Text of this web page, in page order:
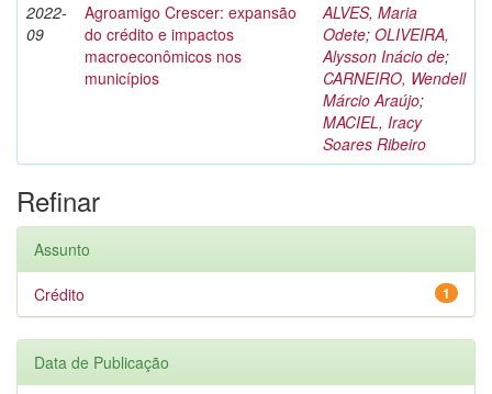
2022-
09
Agroamigo Crescer: expansão
do crédito e impactos
macroeconômicos nos
municípios
ALVES, Maria
Odete; OLIVEIRA,
Alysson Inácio de;
CARNEIRO, Wendell
Márcio Araújo;
MACIEL, Iracy
Soares Ribeiro
Refinar
Assunto
1
Crédito
Data de Publicação